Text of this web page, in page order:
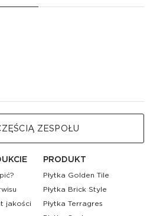
ZESPOŁU
jakości
PRODUKT
Płytka Golden Tile
Płytka Brick Style
Płytka Terragres